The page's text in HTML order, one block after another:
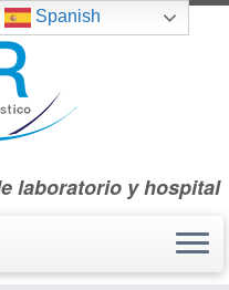
laboratorio y hospital
Spanish